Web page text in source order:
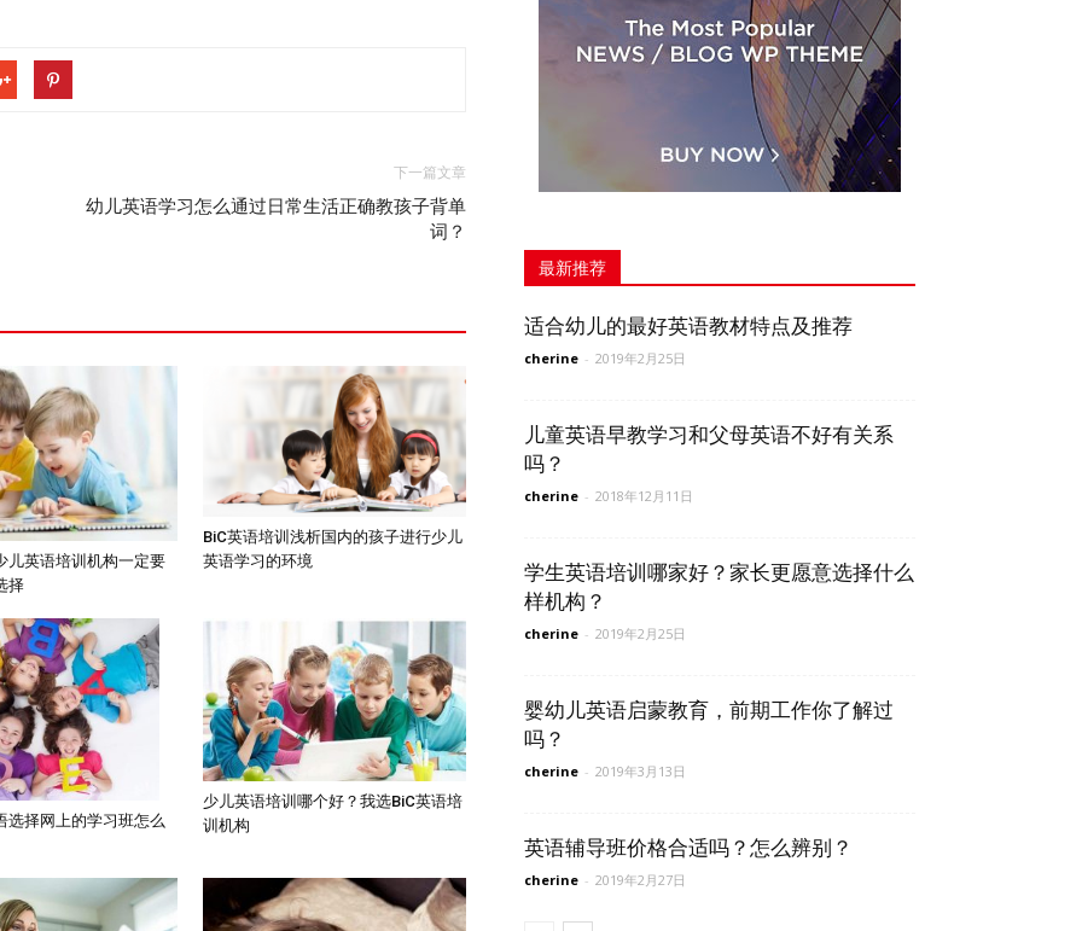
下一篇文章
幼儿英语学习怎么通过日常生活正确教孩子背单
词？
儿英语培训机构一定要
择
BiC英语培训浅析国内的孩子进行少儿
英语学习的环境
选择网上的学习班怎么
少儿英语培训哪个好？我选BiC英语培
训机构
最新推荐
适合幼儿的最好英语教材特点及推荐
cherine - 2019年2月25日
儿童英语早教学习和父母英语不好有关系
吗？
cherine - 2018年12月11日
学生英语培训哪家好？家长更愿意选择什么
样机构？
cherine - 2019年2月25日
婴幼儿英语启蒙教育，前期工作你了解过
吗？
cherine - 2019年3月13日
英语辅导班价格合适吗？怎么辨别？
cherine - 2019年2月27日